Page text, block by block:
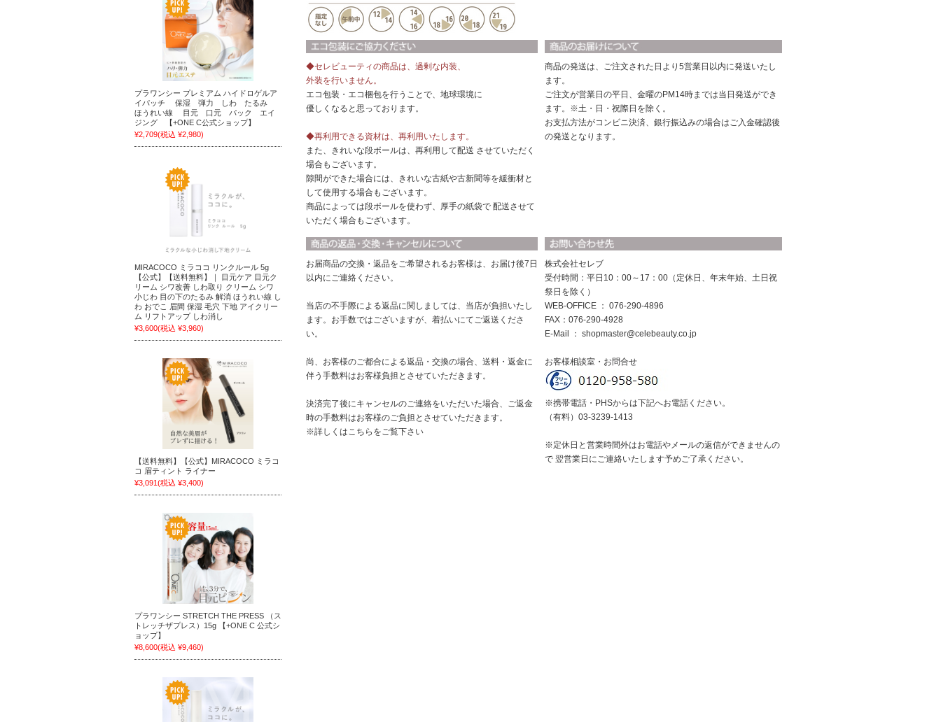
◆セレビューティの商品は、過剰な内装、
外装を行いません。
エコ包装・エコ梱包を行うことで、地球環境に
優しくなると思っております。
◆再利用できる資材は、再利用いたします。
また、きれいな段ボールは、再利用して配送 させていただく
場合もございます。
隙間ができた場合には、きれいな古紙や古新聞等を緩衝材と
して使用する場合もございます。
商品によっては段ボールを使わず、厚手の紙袋で 配送させて
いただく場合もございます。
商品の発送は、ご注文された日より5営業日以内に発送いたし
ます。
ご注文が営業日の平日、金曜のPM14時までは当日発送ができ
ます。※土・日・祝際日を除く。
お支払方法がコンビニ決済、銀行振込みの場合はご入金確認後
の発送となります。
お届商品の交換・返品をご希望されるお客様は、お届け後7日
以内にご連絡ください。
当店の不手際による返品に関しましては、当店が負担いたし
ます。お手数ではございますが、着払いにてご返送くださ
い。
尚、お客様のご都合による返品・交換の場合、送料・返金に
伴う手数料はお客様負担とさせていただきます。
決済完了後にキャンセルのご連絡をいただいた場合、ご返金
時の手数料はお客様のご負担とさせていただきます。
※詳しくはこちらをご覧下さい
株式会社セレブ
受付時間：平日10：00～17：00（定休日、年末年始、土日祝
祭日を除く）
WEB-OFFICE ： 076-290-4896
FAX：076-290-4928
E-Mail ： shopmaster@celebeauty.co.jp
お客様相談室・お問合せ
※携帯電話・PHSからは下記へお電話ください。
（有料）03-3239-1413
※定休日と営業時間外はお電話やメールの返信ができませんの
で 翌営業日にご連絡いたします予めご了承ください。
プラワンシー プレミアム ハイドロゲルア
イパッチ 保湿 弾力 しわ たるみ
ほうれい線 目元 口元 パック エイ
ジング 【+ONE C公式ショップ】
¥2,709(税込 ¥2,980)
MIRACOCO ミラココ リンクルール 5g
【公式】【送料無料】｜ 目元ケア 目元ク
リーム シワ改善 しわ取り クリーム シワ
小じわ 目の下のたるみ 解消 ほうれい線 し
わ おでこ 眉間 保湿 毛穴 下地 アイクリー
ム リフトアップ しわ消し
¥3,600(税込 ¥3,960)
【送料無料】【公式】MIRACOCO ミラコ
コ 眉ティント ライナー
¥3,091(税込 ¥3,400)
プラワンシー STRETCH THE PRESS （ス
トレッチザプレス）15g 【+ONE C 公式シ
ョップ】
¥8,600(税込 ¥9,460)